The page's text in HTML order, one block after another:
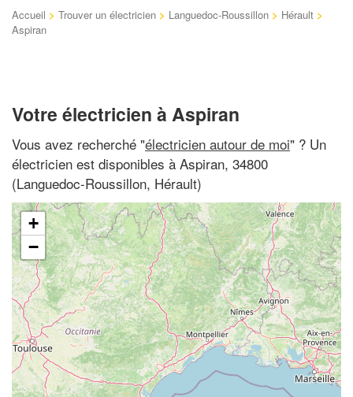
Accueil > Trouver un électricien > Languedoc-Roussillon > Hérault >
Aspiran
Votre électricien à Aspiran
Vous avez recherché "électricien autour de moi" ? Un
électricien est disponibles à Aspiran, 34800
(Languedoc-Roussillon, Hérault)
+
−